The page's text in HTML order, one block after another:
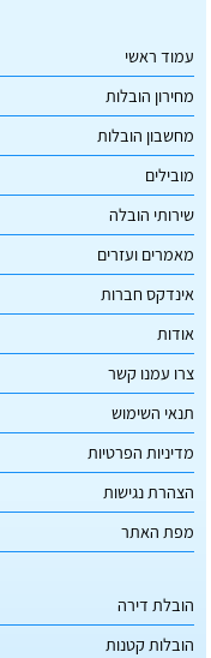
עמוד ראשי
מחירון הובלות
מחשבון הובלות
מובילים
שירותי הובלה
מאמרים ועזרים
אינדקס חברות
אודות
צרו עמנו קשר
תנאי השימוש
מדיניות הפרטיות
הצהרת נגישות
מפת האתר
הובלת דירה
הובלות קטנות